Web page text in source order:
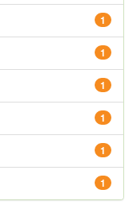
1
1
1
1
1
1